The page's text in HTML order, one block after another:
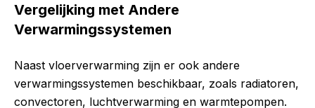
Vergelijking met Andere
Verwarmingssystemen
Naast vloerverwarming zijn er ook andere
verwarmingssystemen beschikbaar, zoals radiatoren,
convectoren, luchtverwarming en warmtepompen.